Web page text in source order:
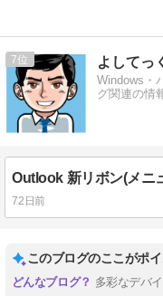
7 よしてっ
Windows・
グ関連の情
72日前
このブログのここがポ
多彩なデバ